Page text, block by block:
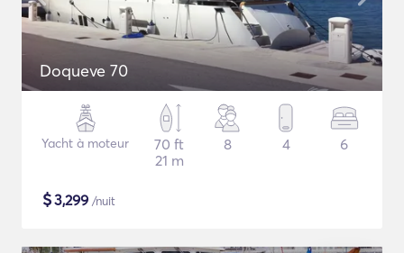
Doqueve 70
Yacht à moteur
70 ft
21 m
8 4 6
$3,299 /nuit